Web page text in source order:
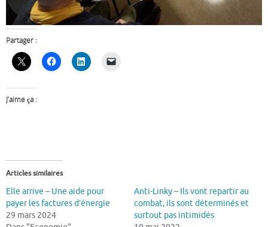
Partager :
J’aime ça :
Articles similaires
Elle arrive – Une aide pour
payer les factures d’énergie
29 mars 2024
Anti-Linky – Ils vont repartir au
combat, ils sont déterminés et
surtout pas intimidés